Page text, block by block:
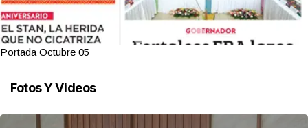
Portada Octubre 05
Fotos Y Videos